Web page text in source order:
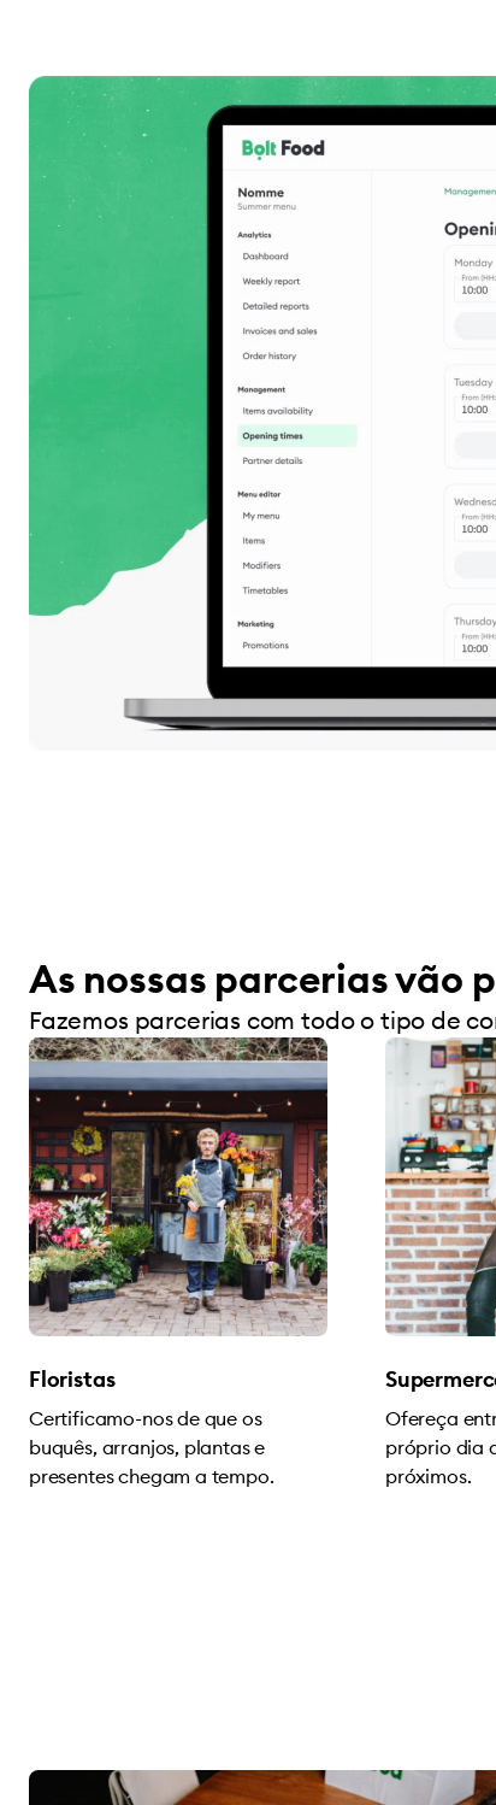
As nossas parcerias vão
Fazemos parcerias com todo o tipo de
Floristas
Certificamo-nos de que os
buquês, arranjos, plantas e
presentes chegam a tempo.
Ofereça
próprio dia
próximos.